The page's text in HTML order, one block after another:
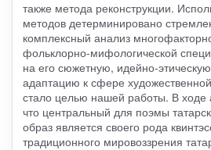
также метода реконструкции.
методов детерминировано
комплексный анализ
фольклорно-мифологической
на его сюжетную, идейно-
адаптацию к сфере
стало целью нашей работы. В ходе
что центральный для поэмы
образ является своего рода
традиционного мировоззрения